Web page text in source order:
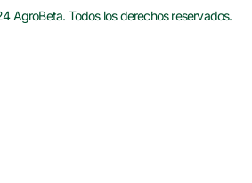
AgroBeta. Todos los derechos reservados.